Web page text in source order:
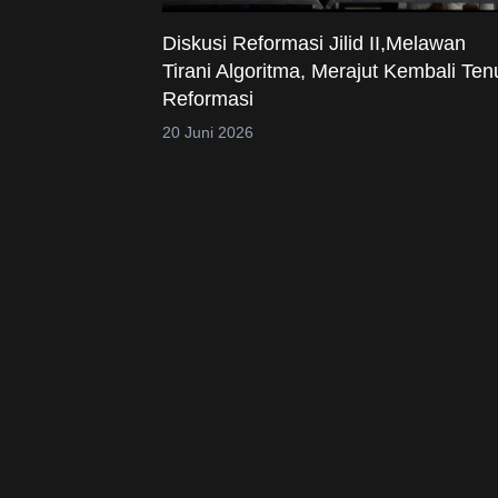
Diskusi Reformasi Jilid II,Melawan
Tirani Algoritma, Merajut Kembali
Reformasi
20 Juni 2026